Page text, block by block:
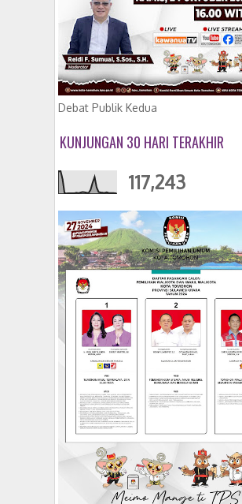
Debat Publik Kedua
KUNJUNGAN 30 HARI TERAKHIR
117,243